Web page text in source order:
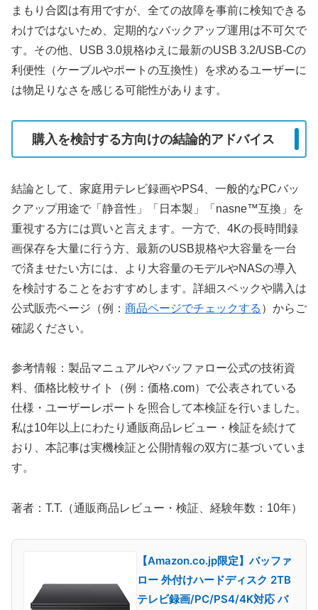
まもり合図は有用ですが、全ての故障を事前に検知できる
わけではないため、定期的なバックアップ運用は不可欠で
す。その他、USB 3.0規格ゆえに最新のUSB 3.2/USB-Cの
利便性（ケーブルやポートの互換性）を求めるユーザーに
は物足りなさを感じる可能性があります。
購入を検討する方向けの結論的アドバイス
結論として、家庭用テレビ録画やPS4、一般的なPCバッ
クアップ用途で「静音性」「日本製」「nasne™互換」を
重視する方には買いと言えます。一方で、4Kの長時間録
画保存を大量に行う方、最新のUSB規格や大容量を一台
で済ませたい方には、より大容量のモデルやNASの導入
を検討することをおすすめします。詳細スペックや購入は
公式販売ページ（例： 商品ページでチェックする ）からご
確認ください。
参考情報：製品マニュアルやバッファロー公式の技術資
料、価格比較サイト（例：価格.com）で公表されている
仕様・ユーザーレポートを照合して本検証を行いました。
私は10年以上にわたり通販商品レビュー・検証を続けて
おり、本記事は実機検証と公開情報の双方に基づいていま
す。
著者：T.T.（通販商品レビュー・検証、経験年数：10年）
【Amazon.co.jp限定】バッファ
ロー 外付けハードディスク 2TB
テレビ録画/PC/PS4/4K対応 バ